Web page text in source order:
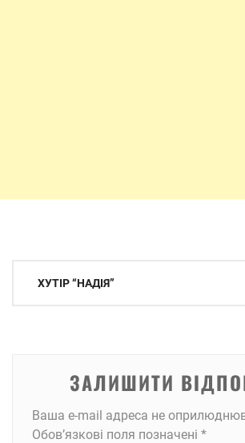
Навігація
ХУТІР “НАДІЯ”
ЗАЛИШИТИ
Ваша e-mail адреса не
Обов’язкові поля позначені *